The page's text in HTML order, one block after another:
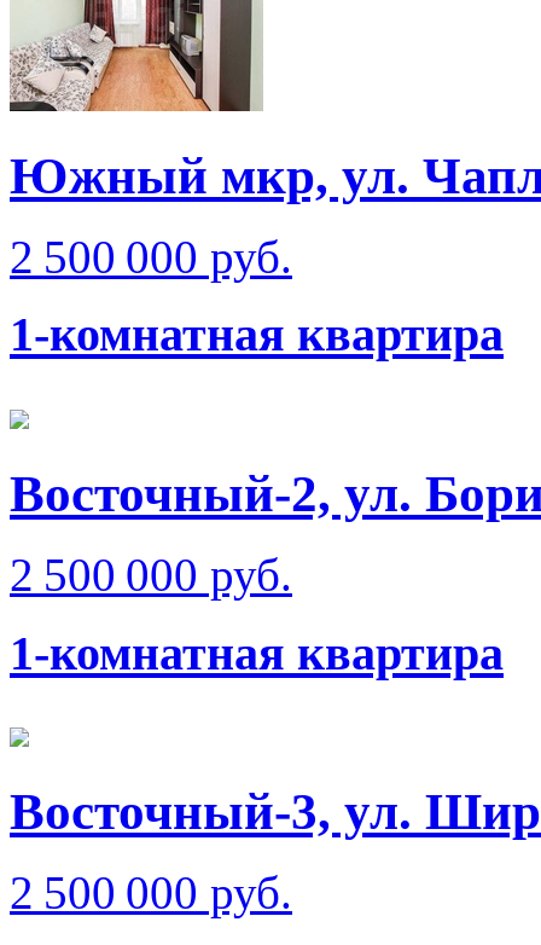
Южный мкр, ул.
2 500 000 руб.
1-комнатная квартира
Восточный-2, ул.
2 500 000 руб.
1-комнатная квартира
Восточный-3, ул.
2 500 000 руб.